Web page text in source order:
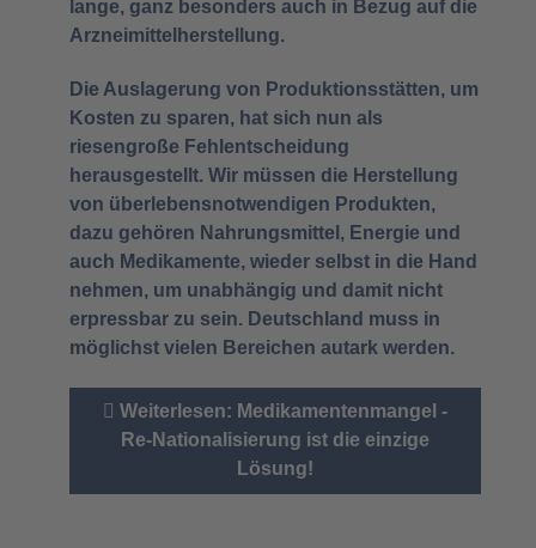
lange, ganz besonders auch in Bezug auf die
Arzneimittelherstellung.
Die Auslagerung von Produktionsstätten, um
Kosten zu sparen, hat sich nun als
riesengroße Fehlentscheidung
herausgestellt. Wir müssen die Herstellung
von überlebensnotwendigen Produkten,
dazu gehören Nahrungsmittel, Energie und
auch Medikamente, wieder selbst in die Hand
nehmen, um unabhängig und damit nicht
erpressbar zu sein. Deutschland muss in
möglichst vielen Bereichen autark werden.
Weiterlesen: Medikamentenmangel -
Re-Nationalisierung ist die einzige
Lösung!